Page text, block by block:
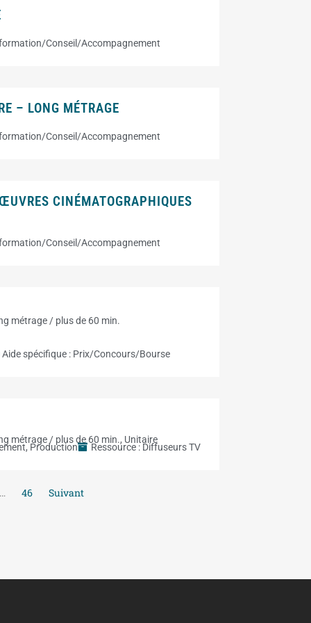
Conseil/Accompagnement
– LONG MÉTRAGE
Conseil/Accompagnement
CINÉMATOGRAPHIQUES
Conseil/Accompagnement
métrage / plus de 60 min.
Aide spécifique : Prix/Concours/Bourse
métrage / plus de 60 min., Unitaire
, Production Ressource : Diffuseurs TV
… 46 Suivant